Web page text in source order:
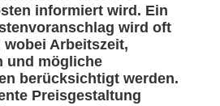
informiert wird. Ein
wird oft
Arbeitszeit,
und mögliche
berücksichtigt werden.
Preisgestaltung